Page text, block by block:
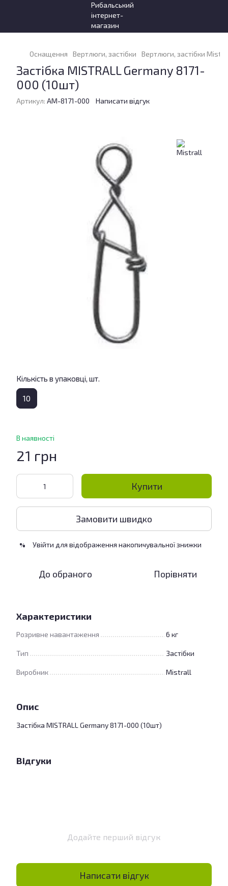
Оснащення Вертлюги, застібки Вертлюги, застібки
Застібка MISTRALL Germany 8171-
000 (10шт)
Артикул: AM-8171-000 Написати відгук
Кількість в упаковці, шт.
10
В наявності
21 грн
Купити
Замовити швидко
% Увійти для відображення накопичувальної знижки
До обраного Порівняти
Характеристики
Розривне навантаження 6 кг
Тип Застібки
Виробник Mistrall
Опис
Застібка MISTRALL Germany 8171-000 (10шт)
Відгуки
Додайте перший відгук
Написати відгук